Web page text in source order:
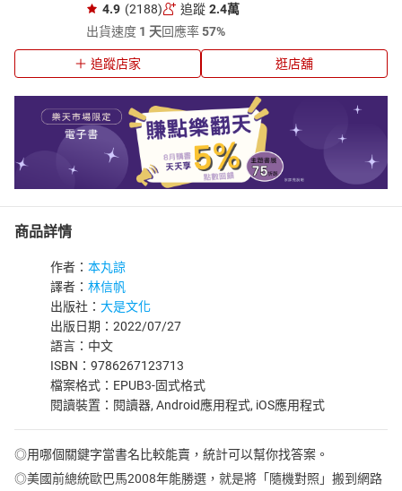
4.9 (2188) 追蹤 2.4萬
出貨速度 1 天回應率57%
追蹤店家 逛店舖
商品詳情
作者： 本丸諒
譯者： 林信帆
出版社： 大是文化
出版日期：2022/07/27
語言：中文
ISBN：9786267123713
檔案格式：EPUB3-固式格式
閱讀裝置：閱讀器, Android應用程式, iOS應用程式
◎用哪個關鍵字當書名比較能賣，統計可以幫你找答案。
◎美國前總統歐巴馬2008年能勝選，就是將「隨機對照」搬到網路